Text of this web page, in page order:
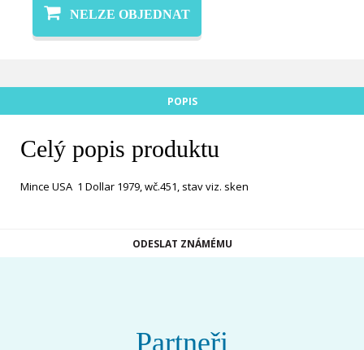
NELZE OBJEDNAT
POPIS
Celý popis produktu
Mince USA 1 Dollar 1979, wč.451, stav viz. sken
ODESLAT ZNÁMÉMU
Partneři